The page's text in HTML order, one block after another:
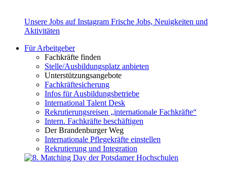
Unsere Jobs auf Instagram Frische Jobs, Neuigkeiten und
Aktivitäten
Für Arbeitgeber
Fachkräfte finden
Stelle/Ausbildungsplatz anbieten
Unterstützungsangebote
Fachkräftesicherung
Infos für Ausbildungsbetriebe
International Talent Desk
Rekrutierungsreisen „internationale Fachkräfte“
Intern. Fachkräfte beschäftigen
Der Brandenburger Weg
Internationale Pflegekräfte einstellen
Rekrutierung und Integration